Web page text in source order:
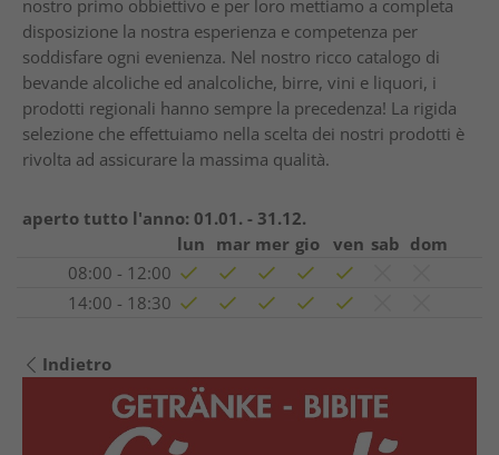
nostro primo obbiettivo e per loro mettiamo a completa
disposizione la nostra esperienza e competenza per
soddisfare ogni evenienza. Nel nostro ricco catalogo di
bevande alcoliche ed analcoliche, birre, vini e liquori, i
prodotti regionali hanno sempre la precedenza! La rigida
selezione che effettuiamo nella scelta dei nostri prodotti è
rivolta ad assicurare la massima qualità.
aperto tutto l'anno: 01.01. - 31.12.
lun mar mer gio ven sab dom
08:00 - 12:00
14:00 - 18:30
Indietro